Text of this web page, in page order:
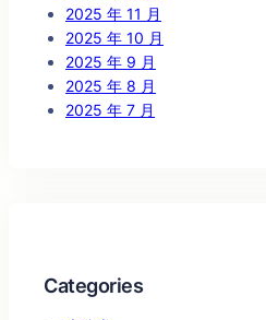
2025 年 11 月
2025 年 10 月
2025 年 9 月
2025 年 8 月
2025 年 7 月
Categories